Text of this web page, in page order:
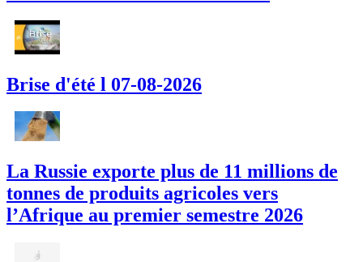
Brise d'été l 07-08-2026
La Russie exporte plus de 11 millions de
tonnes de produits agricoles vers
l’Afrique au premier semestre 2026